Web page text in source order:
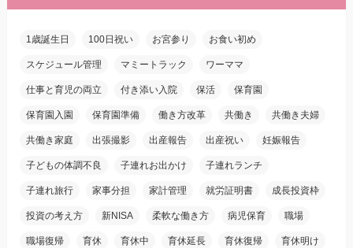
1歳誕生日 100日祝い お宮参り お食い初め
スケジュール管理 マミートラック ワーママ
仕事と育児の両立 付き添い入院 保活 保育園
保育園入園 保育園準備 働き方改革 共働き 共働き夫婦
共働き家庭 出張撮影 出産報告 出産祝い 妊娠報告
子どもの体調不良 子連れお出かけ 子連れランチ
子連れ旅行 家事分担 家計管理 就労証明書 成長投資枠
投資の考え方 新NISA 柔軟な働き方 病児保育 職場
職場復帰 育休 育休中 育休延長 育休復帰 育休明け